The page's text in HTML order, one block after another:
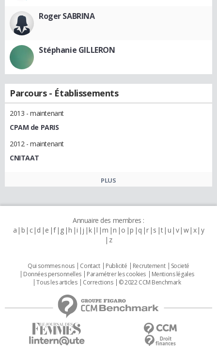
Roger SABRINA
Stéphanie GILLERON
Parcours - Établissements
2013 - maintenant
CPAM de PARIS
2012 - maintenant
CNITAAT
PLUS
Annuaire des membres :
a b c d e f g h i j k l m n o p q r s t u v w x y
z
Qui sommes nous Contact Publicité Recrutement
Societé
Données personnelles
Paramétrer les cookies
Mentions légales
Tous les articles
Corrections © 2022 CCM Benchmark